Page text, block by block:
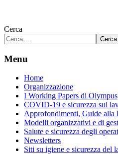
Cerca
Cerca
Menu
Home
Organizzazione
I Working Papers di Olympus
COVID-19 e sicurezza sul
Approfondimenti, Guide alla
Modelli organizzativi e di
Salute e sicurezza degli
Newsletters
Siti su igiene e sicurezza del